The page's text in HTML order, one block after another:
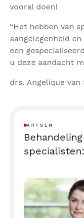
vooral doen!
“Het hebben van
aangelegenheid
een
u deze aandacht
drs. Angelique van
ARTSEN
Behandeling
specialisten: